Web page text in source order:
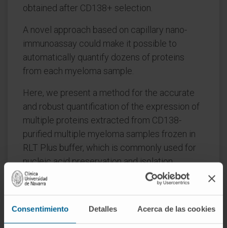
Consentimiento Detalles Acerca de las cookies
obtained after CD138+ selection.
A novel approach based on capillary nano-
immunoassay could make it possible to
automatically quantify dozens of proteins
from each myeloma sample.
Here, we present a method for the accurate
and robust quantification of the expression of
multiple proteins extracted from CD138-
purified multiple myeloma samples frozen in
RLT Plus buffer, which is commonly used for
nucleic acid preservation and isolation.
Additionally, the biological and clinical value of
this analysis for a panel of 12 essential
proteins in multiple myeloma pathogenesis
was evaluated in 63 newly diagnosed multiple